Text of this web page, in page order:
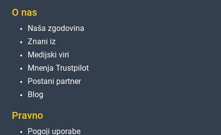
O nas
Naša zgodovina
Znani iz
Medijski viri
Mnenja Trustpilot
Postani partner
Blog
Pravno
Pogoji uporabe